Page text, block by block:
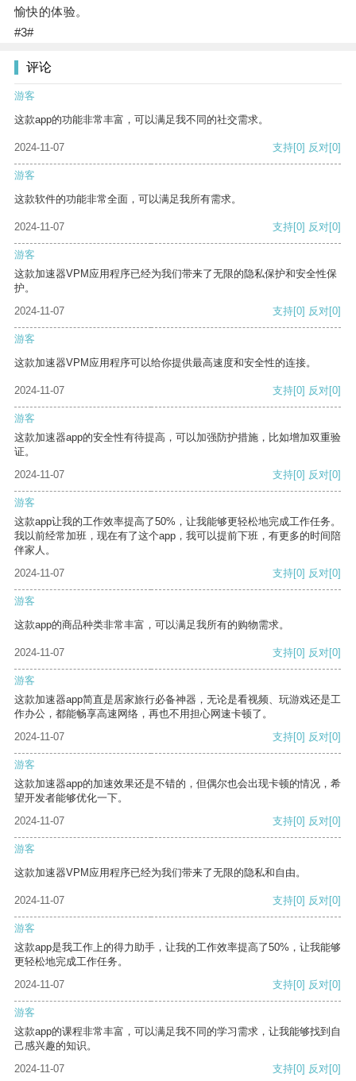
愉快的体验。
#3#
评论
游客
这款app的功能非常丰富，可以满足我不同的社交需求。
2024-11-07 支持[0] 反对[0]
游客
这款软件的功能非常全面，可以满足我所有需求。
2024-11-07 支持[0] 反对[0]
游客
这款加速器VPM应用程序已经为我们带来了无限的隐私保护和安全性保
护。
2024-11-07
支持[0] 反对[0]
游客
这款加速器VPM应用程序可以给你提供最高速度和安全性的连接。
2024-11-07 支持[0] 反对[0]
游客
这款加速器app的安全性有待提高，可以加强防护措施，比如增加双重验
证。
2024-11-07
支持[0] 反对[0]
游客
这款app让我的工作效率提高了50%，让我能够更轻松地完成工作任务。
我以前经常加班，现在有了这个app，我可以提前下班，有更多的时间陪
伴家人。
2024-11-07
支持[0] 反对[0]
游客
这款app的商品种类非常丰富，可以满足我所有的购物需求。
2024-11-07 支持[0] 反对[0]
游客
这款加速器app简直是居家旅行必备神器，无论是看视频、玩游戏还是工
作办公，都能畅享高速网络，再也不用担心网速卡顿了。
2024-11-07
支持[0] 反对[0]
游客
这款加速器app的加速效果还是不错的，但偶尔也会出现卡顿的情况，希
望开发者能够优化一下。
2024-11-07
支持[0] 反对[0]
游客
这款加速器VPM应用程序已经为我们带来了无限的隐私和自由。
2024-11-07 支持[0] 反对[0]
游客
这款app是我工作上的得力助手，让我的工作效率提高了50%，让我能够
更轻松地完成工作任务。
2024-11-07
支持[0] 反对[0]
游客
这款app的课程非常丰富，可以满足我不同的学习需求，让我能够找到自
己感兴趣的知识。
2024-11-07
支持[0] 反对[0]